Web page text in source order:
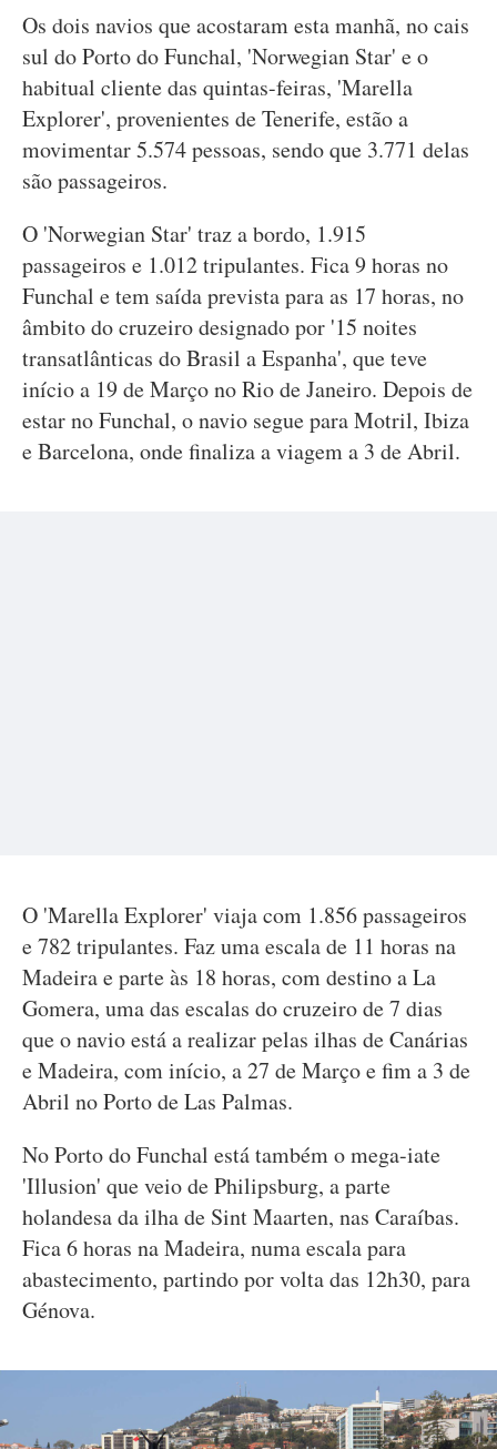
Os dois navios que acostaram esta manhã, no cais
sul do Porto do Funchal, 'Norwegian Star' e o
habitual cliente das quintas-feiras, 'Marella
Explorer', provenientes de Tenerife, estão a
movimentar 5.574 pessoas, sendo que 3.771 delas
são passageiros.
O 'Norwegian Star' traz a bordo, 1.915
passageiros e 1.012 tripulantes. Fica 9 horas no
Funchal e tem saída prevista para as 17 horas, no
âmbito do cruzeiro designado por '15 noites
transatlânticas do Brasil a Espanha', que teve
início a 19 de Março no Rio de Janeiro. Depois de
estar no Funchal, o navio segue para Motril, Ibiza
e Barcelona, onde finaliza a viagem a 3 de Abril.
O 'Marella Explorer' viaja com 1.856 passageiros
e 782 tripulantes. Faz uma escala de 11 horas na
Madeira e parte às 18 horas, com destino a La
Gomera, uma das escalas do cruzeiro de 7 dias
que o navio está a realizar pelas ilhas de Canárias
e Madeira, com início, a 27 de Março e fim a 3 de
Abril no Porto de Las Palmas.
No Porto do Funchal está também o mega-iate
'Illusion' que veio de Philipsburg, a parte
holandesa da ilha de Sint Maarten, nas Caraíbas.
Fica 6 horas na Madeira, numa escala para
abastecimento, partindo por volta das 12h30, para
Génova.